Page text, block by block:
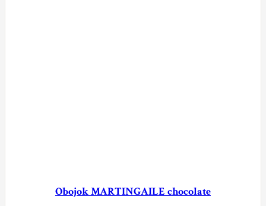
Obojok MARTINGAILE chocolate